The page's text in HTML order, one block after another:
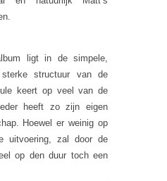
ligt in de simpele,
structuur van de
keert op veel van de
heeft zo zijn eigen
Hoewel er weinig op
uitvoering, zal door de
op den duur toch een